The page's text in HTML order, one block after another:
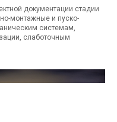
документации стадии
монтажные и пуско-
системам,
слаботочным